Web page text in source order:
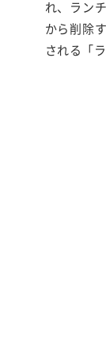
れ、ラン
から削除
される「